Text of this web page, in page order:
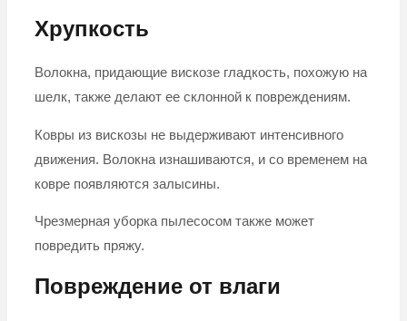
Хрупкость
Волокна, придающие вискозе гладкость, похожую на
шелк, также делают ее склонной к повреждениям.
Ковры из вискозы не выдерживают интенсивного
движения. Волокна изнашиваются, и со временем на
ковре появляются залысины.
Чрезмерная уборка пылесосом также может
повредить пряжу.
Повреждение от влаги